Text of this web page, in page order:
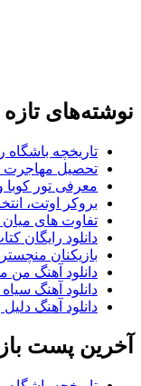
نوشته‌های تازه
تاریخچه باشگاه
تحصیل مهاجرت
معرفی تور کوبا
بروکر اوتت،
تفاوت های میان
دانلود رایگان
بازیکنان منچستر
دانلود آهنگ من
دانلود آهنگ
دانلود آهنگ دلیل
آخرین پست